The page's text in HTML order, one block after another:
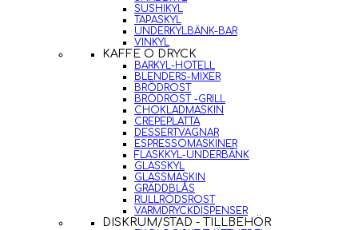
SUSHIKYL
TAPASKYL
UNDERKYLBÄNK-BAR
VINKYL
KAFFE O DRYCK
BARKYL-HOTELL
BLENDERS-MIXER
BRÖDROST
BRÖDROST -GRILL
CHOKLADMASKIN
CREPEPLATTA
DESSERTVAGNAR
ESPRESSOMASKINER
FLASKKYL-UNDERBÄNK
GLASSKYL
GLASSMASKIN
GRÄDDBLÅS
RULLRÖDSROST
VARMDRYCKDISPENSER
DISKRUM/STÄD - TILLBEHÖR